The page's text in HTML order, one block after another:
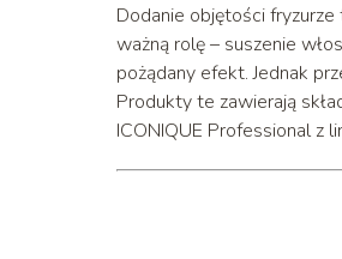
Dodanie objętości
ważną rolę – suszenie
pożądany efekt. Jednak
Produkty te zawierają
ICONIQUE Professional z